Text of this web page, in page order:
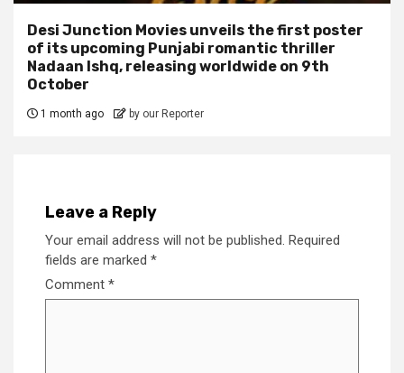
Desi Junction Movies unveils the first poster
of its upcoming Punjabi romantic thriller
Nadaan Ishq, releasing worldwide on 9th
October
1 month ago by our Reporter
Leave a Reply
Your email address will not be published. Required
fields are marked *
Comment *